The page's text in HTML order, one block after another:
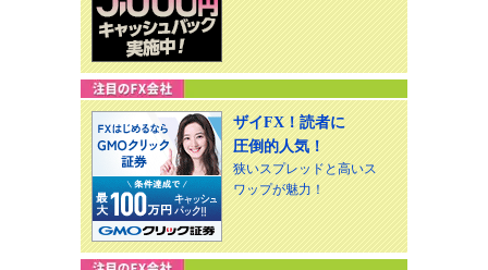
ザイFX！読者に
圧倒的人気！
狭いスプレッドと高いス
ワップが魅力！